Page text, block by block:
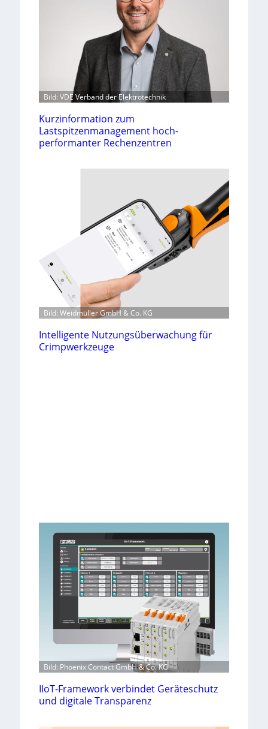
Bild: VDE Verband der Elektrotechnik
Kurzinformation zum
Lastspitzenmanagement hoch-
performanter Rechenzentren
Bild: Weidmüller GmbH & Co. KG
Intelligente Nutzungsüberwachung für
Crimpwerkzeuge
Bild: Phoenix Contact GmbH & Co. KG
IIoT-Framework verbindet Geräteschutz
und digitale Transparenz